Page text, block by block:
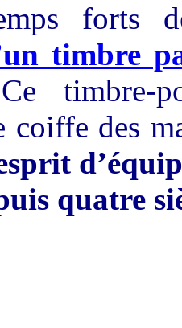
forts
timbre
timbre-
coiffe des
quatre